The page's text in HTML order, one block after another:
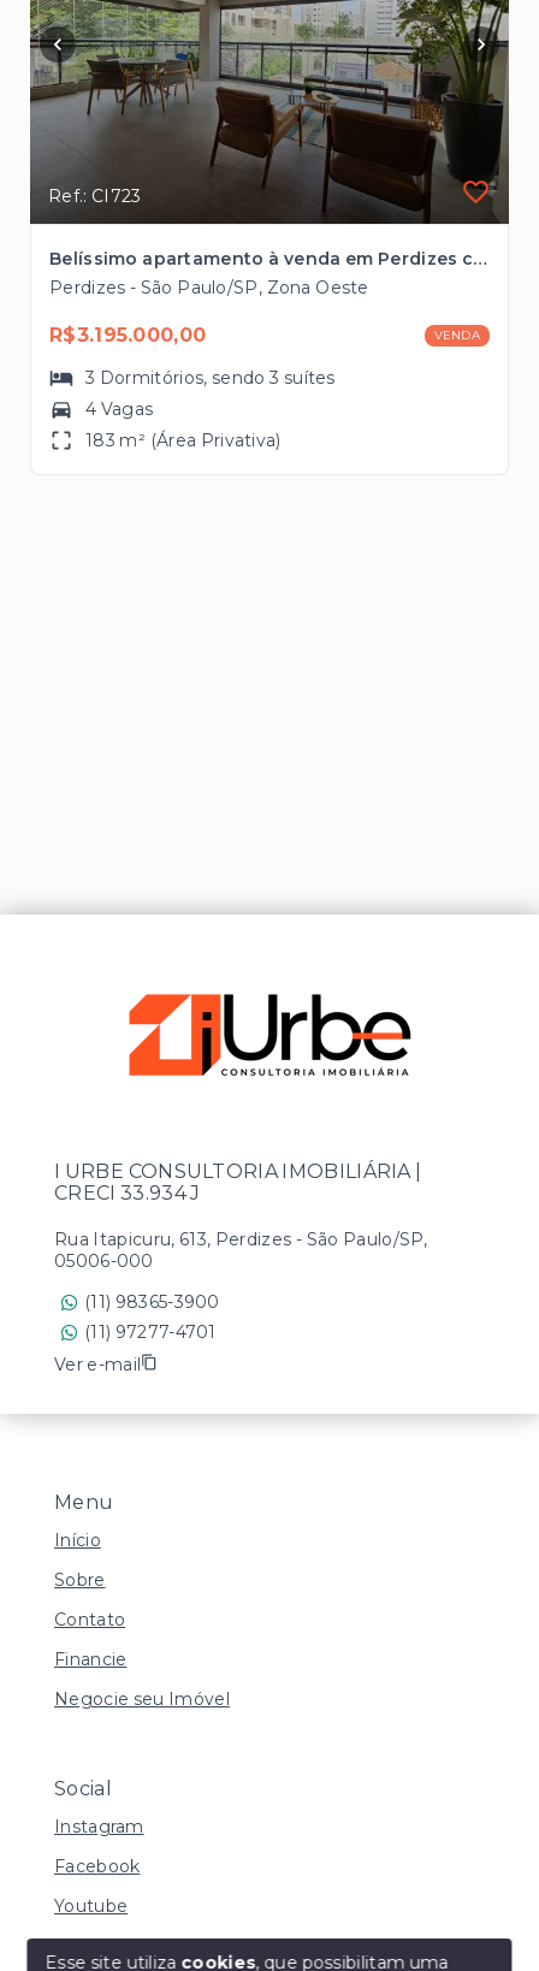
Ref.: CI723
Belíssimo apartamento à venda em Perdizes com 183m², 4 vagas próximo ao Parque da Água Branca
Perdizes - São Paulo/SP, Zona Oeste
R$3.195.000,00 VENDA
3 Dormitórios, sendo3 suítes
4 Vagas
183 m² (Área Privativa)
Menu
Início
Sobre
Contato
Financie
Negocie seu Imóvel
Social
Instagram
Facebook
Youtube
I URBE CONSULTORIA IMOBILIÁRIA |
CRECI 33.934 J
Rua Itapicuru, 613, Perdizes - São Paulo/SP,
05006-000
(11) 98365-3900
(11) 97277-4701
Ver e-mail
Esse site utiliza cookies, que possibilitam uma